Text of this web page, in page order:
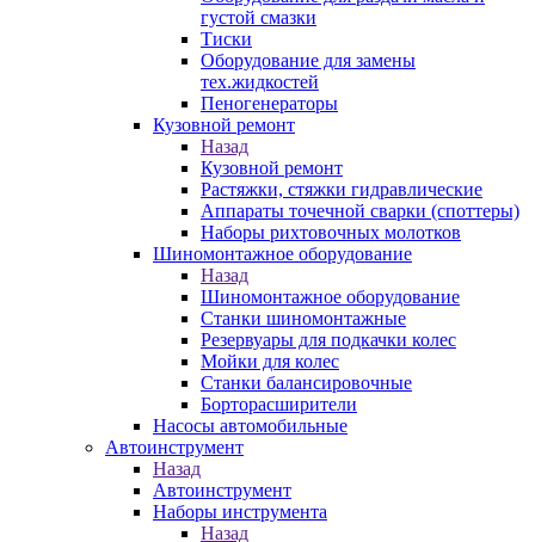
густой смазки
Тиски
Оборудование для замены
тех.жидкостей
Пеногенераторы
Кузовной ремонт
Назад
Кузовной ремонт
Растяжки, стяжки гидравлические
Аппараты точечной сварки (споттеры)
Наборы рихтовочных молотков
Шиномонтажное оборудование
Назад
Шиномонтажное оборудование
Станки шиномонтажные
Резервуары для подкачки колес
Мойки для колес
Станки балансировочные
Борторасширители
Насосы автомобильные
Автоинструмент
Назад
Автоинструмент
Наборы инструмента
Назад